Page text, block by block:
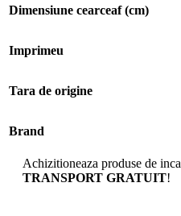
Dimensiune cearceaf (cm)
Imprimeu
Tara de origine
Brand
Achizitioneaza produse de inca
TRANSPORT GRATUIT!